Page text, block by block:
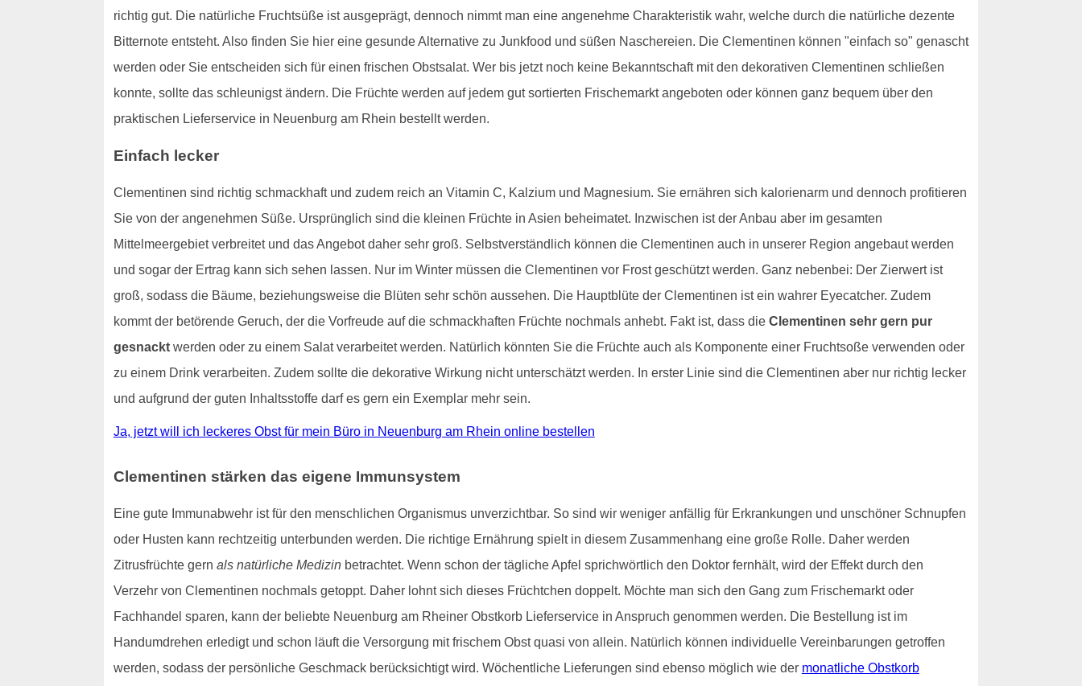
richtig gut. Die natürliche Fruchtsüße ist ausgeprägt, dennoch nimmt man eine angenehme Charakteristik wahr, welche durch die natürliche dezente
Bitternote entsteht. Also finden Sie hier eine gesunde Alternative zu Junkfood und süßen Naschereien. Die Clementinen können "einfach so" genascht
werden oder Sie entscheiden sich für einen frischen Obstsalat. Wer bis jetzt noch keine Bekanntschaft mit den dekorativen Clementinen schließen
konnte, sollte das schleunigst ändern. Die Früchte werden auf jedem gut sortierten Frischemarkt angeboten oder können ganz bequem über den
praktischen Lieferservice in Neuenburg am Rhein bestellt werden.
Einfach lecker
Clementinen sind richtig schmackhaft und zudem reich an Vitamin C, Kalzium und Magnesium. Sie ernähren sich kalorienarm und dennoch profitieren
Sie von der angenehmen Süße. Ursprünglich sind die kleinen Früchte in Asien beheimatet. Inzwischen ist der Anbau aber im gesamten
Mittelmeergebiet verbreitet und das Angebot daher sehr groß. Selbstverständlich können die Clementinen auch in unserer Region angebaut werden
und sogar der Ertrag kann sich sehen lassen. Nur im Winter müssen die Clementinen vor Frost geschützt werden. Ganz nebenbei: Der Zierwert ist
groß, sodass die Bäume, beziehungsweise die Blüten sehr schön aussehen. Die Hauptblüte der Clementinen ist ein wahrer Eyecatcher. Zudem
kommt der betörende Geruch, der die Vorfreude auf die schmackhaften Früchte nochmals anhebt. Fakt ist, dass die Clementinen sehr gern pur
gesnacktwerden oder zu einem Salat verarbeitet werden. Natürlich könnten Sie die Früchte auch als Komponente einer Fruchtsoße verwenden oder
zu einem Drink verarbeiten. Zudem sollte die dekorative Wirkung nicht unterschätzt werden. In erster Linie sind die Clementinen aber nur richtig lecker
und aufgrund der guten Inhaltsstoffe darf es gern ein Exemplar mehr sein.
Ja, jetzt will ich leckeres Obst für mein Büro in Neuenburg am Rhein online bestellen
Clementinen stärken das eigene Immunsystem
Eine gute Immunabwehr ist für den menschlichen Organismus unverzichtbar. So sind wir weniger anfällig für Erkrankungen und unschöner Schnupfen
oder Husten kann rechtzeitig unterbunden werden. Die richtige Ernährung spielt in diesem Zusammenhang eine große Rolle. Daher werden
Zitrusfrüchte gern als natürliche Medizinbetrachtet. Wenn schon der tägliche Apfel sprichwörtlich den Doktor fernhält, wird der Effekt durch den
Verzehr von Clementinen nochmals getoppt. Daher lohnt sich dieses Früchtchen doppelt. Möchte man sich den Gang zum Frischemarkt oder
Fachhandel sparen, kann der beliebte Neuenburg am Rheiner Obstkorb Lieferservice in Anspruch genommen werden. Die Bestellung ist im
Handumdrehen erledigt und schon läuft die Versorgung mit frischem Obst quasi von allein. Natürlich können individuelle Vereinbarungen getroffen
werden, sodass der persönliche Geschmack berücksichtigt wird. Wöchentliche Lieferungen sind ebenso möglich wie der monatliche Obstkorb